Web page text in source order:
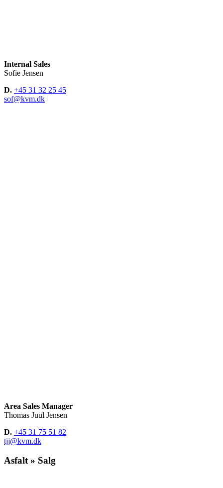
Internal Sales
Sofie Jensen
D. +45 31 32 25 45
sof@kvm.dk
Area Sales Manager
Thomas Juul Jensen
D. +45 31 75 51 82
tjj@kvm.dk
Asfalt » Salg